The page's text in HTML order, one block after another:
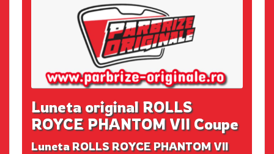
Luneta original ROLLS
ROYCE PHANTOM VII Coupe
Luneta ROLLS ROYCE PHANTOM VII